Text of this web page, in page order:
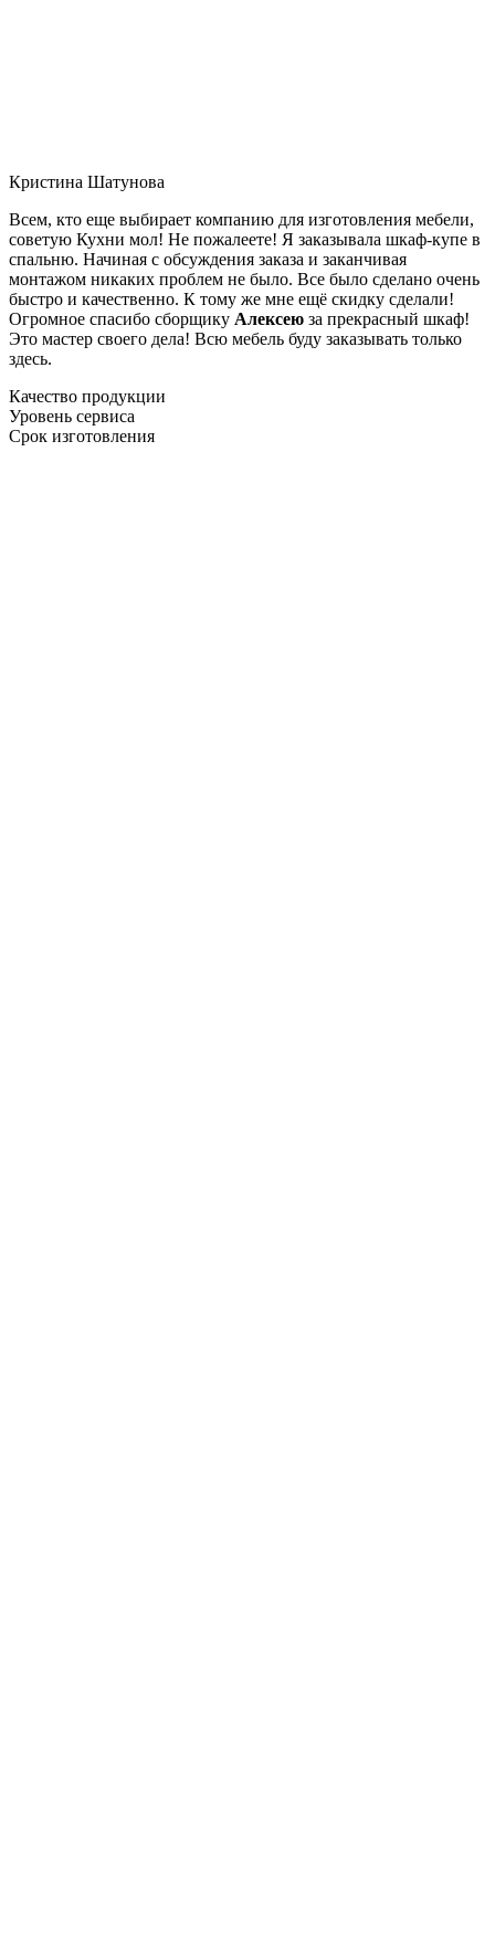
Кристина Шатунова
Всем, кто еще выбирает компанию для изготовления мебели,
советую Кухни мол! Не пожалеете! Я заказывала шкаф-купе в
спальню. Начиная с обсуждения заказа и заканчивая
монтажом никаких проблем не было. Все было сделано очень
быстро и качественно. К тому же мне ещё скидку сделали!
Огромное спасибо сборщику Алексею за прекрасный шкаф!
Это мастер своего дела! Всю мебель буду заказывать только
здесь.
Качество продукции
Уровень сервиса
Срок изготовления